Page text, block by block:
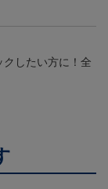
したい方に！全